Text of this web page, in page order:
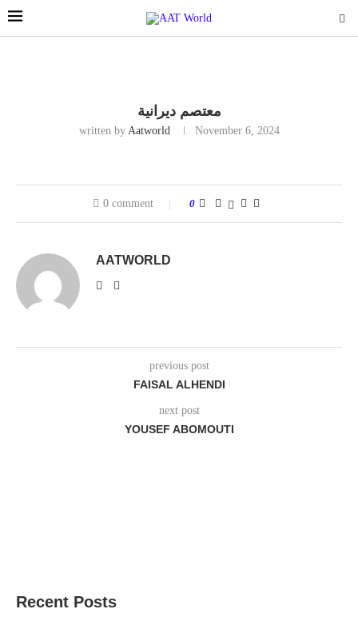
معتصم ديرانية
written by Aatworld November 6, 2024
0 comment 0
AATWORLD
previous post
FAISAL ALHENDI
next post
YOUSEF ABOMOUTI
Recent Posts